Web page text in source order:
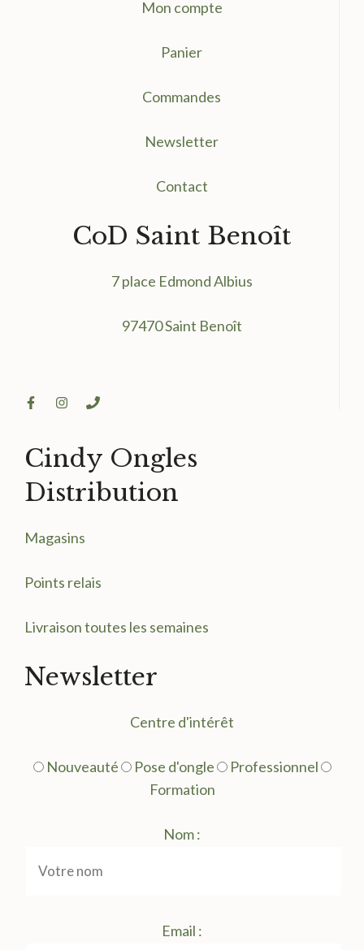
Mon compte
Panier
Commandes
Newsletter
Contact
CoD Saint Benoît
7 place Edmond Albius
97470 Saint Benoît
Cindy Ongles
Distribution
Magasins
Points relais
Livraison toutes les semaines
Newsletter
Centre d'intérêt
Nouveauté Pose d'ongle
Professionnel
Formation
Nom :
Email :